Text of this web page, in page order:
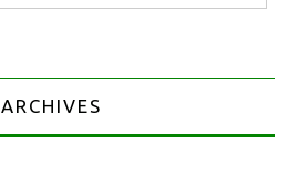
ARCHIVES